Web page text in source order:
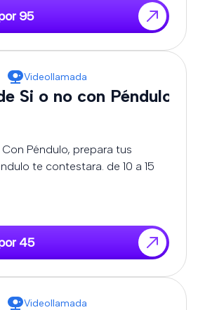
95
Videollamada
Si o no con Péndulo
Péndulo, prepara tus
te contestara. de 10 a 15
45
Videollamada